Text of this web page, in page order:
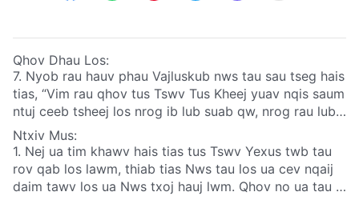
Qhov Dhau Los:
7. Nyob rau hauv phau Vajluskub nws tau sau tseg hais
tias, “Vim rau qhov tus Tswv Tus Kheej yuav nqis saum
ntuj ceeb tsheej los nrog ib lub suab qw, nrog rau lub
suab ntawm tus thawj tub txib saum qaum ntuj, thiab
nrog rau Vajtswv lub suab xyu: ces cov tuag lawm uas
ntseeg Khetos yuav sawv los ua ntej”
(1 Thexalaunika 4:16). Nej ua tim khawv hais tias tus
Tswv Yexus twb tau rov qab los lawm, tiam sis peb
Ntxiv Mus:
1. Nej ua tim khawv hais tias tus Tswv Yexus twb tau
rov qab los lawm, thiab tias Nws tau los ua cev nqaij
daim tawv los ua Nws txoj hauj lwm. Qhov no ua tau li